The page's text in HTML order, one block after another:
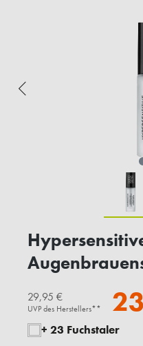
29,95 €
UVP des Herstellers**
+ 23 Fuchstaler